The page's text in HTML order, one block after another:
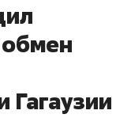
Гагаузии